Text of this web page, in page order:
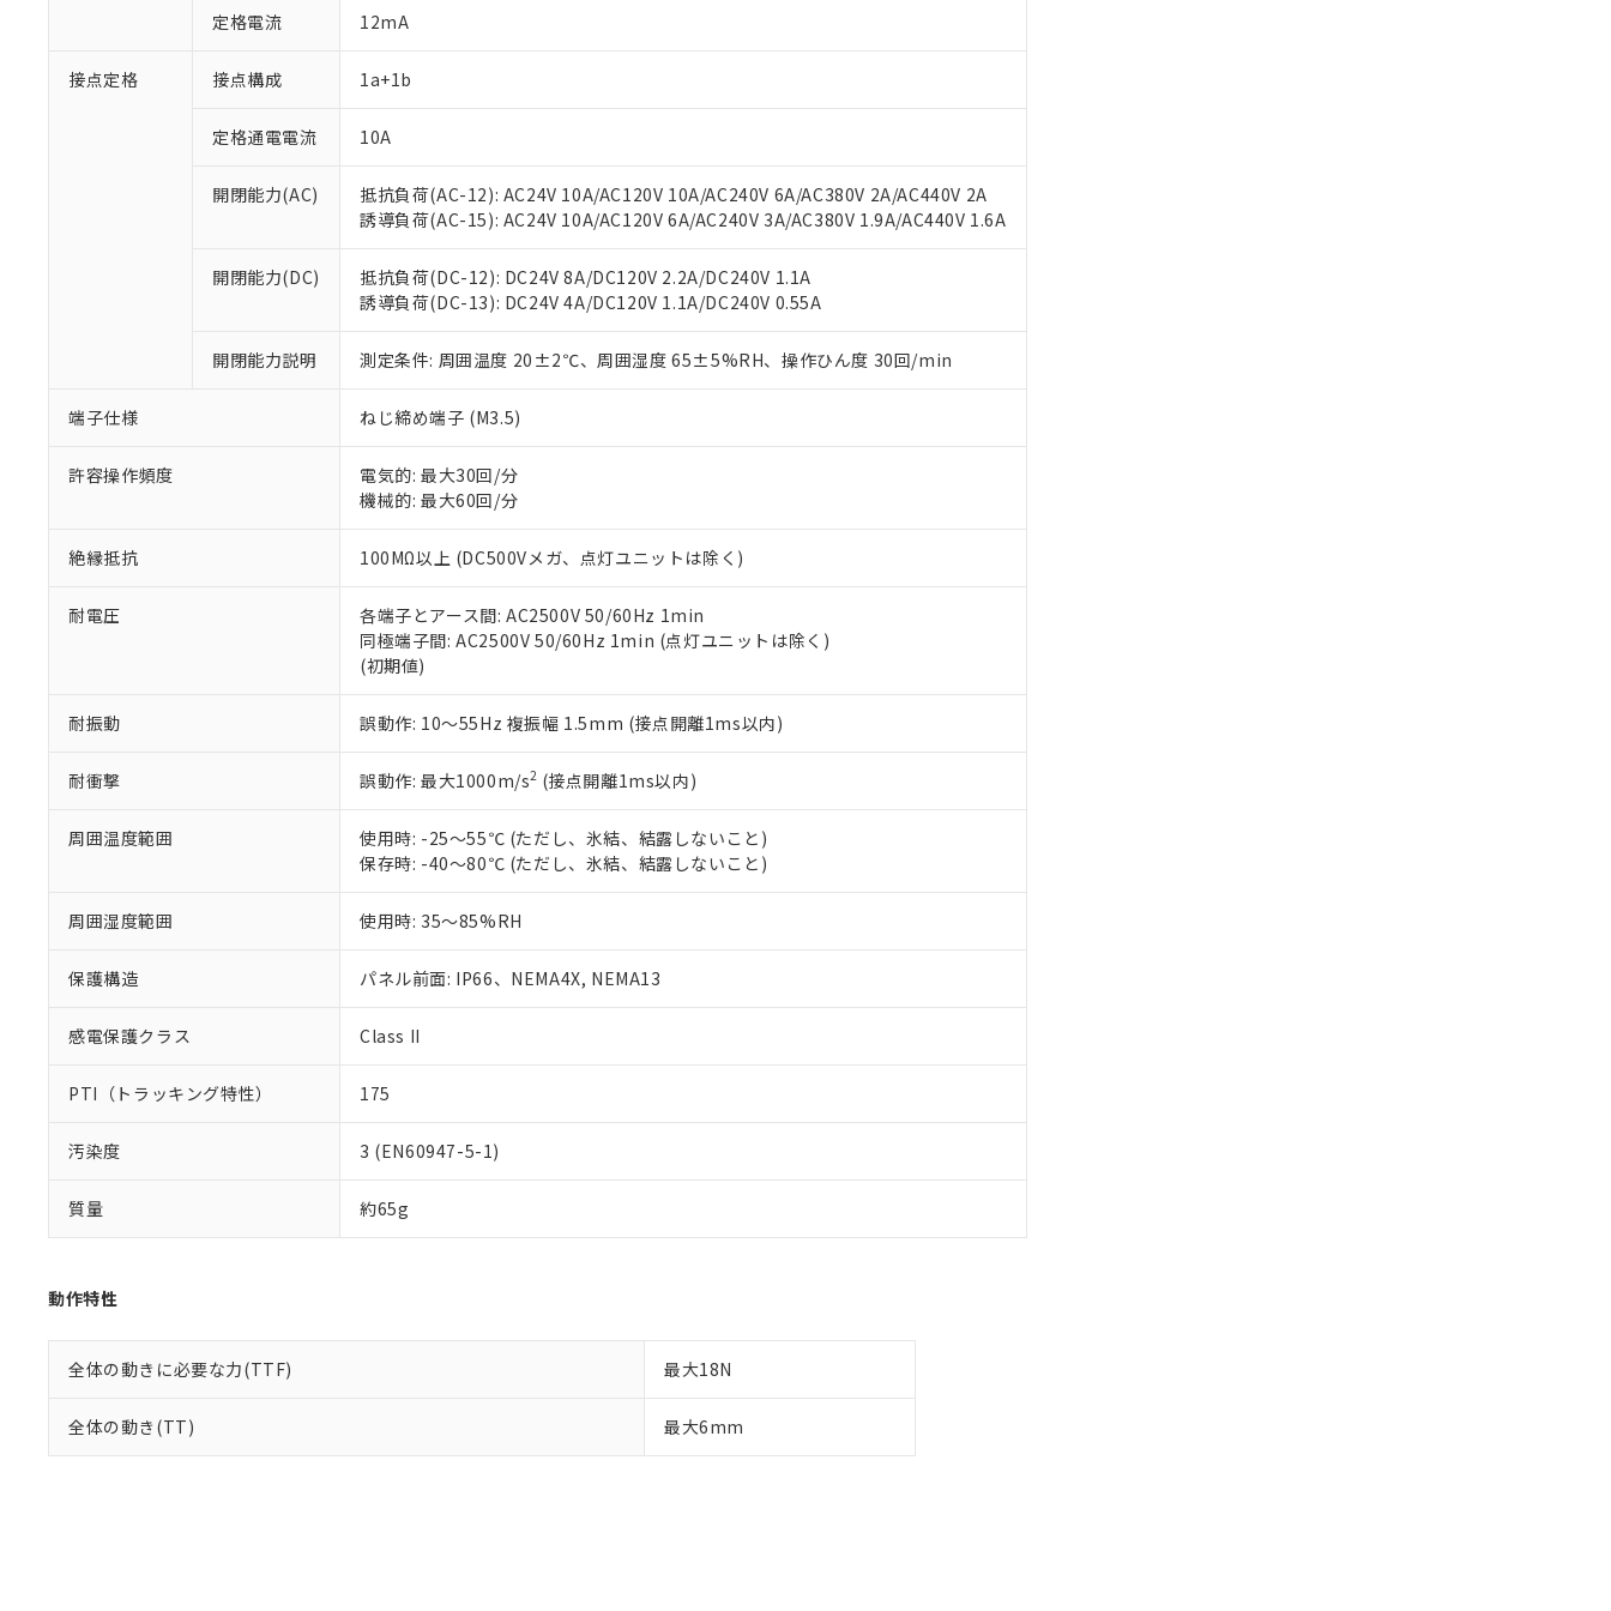
定格電流 12mA
接点定格 接点構成 1a+1b
定格通電電流 10A
開閉能力(AC)
抵抗負荷(AC-12): AC24V 10A/AC120V 10A/AC240V 6A/AC380V 2A/AC440V 2A
誘導負荷(AC-15): AC24V 10A/AC120V 6A/AC240V 3A/AC380V 1.9A/AC440V 1.6A
開閉能力(DC)
抵抗負荷(DC-12): DC24V 8A/DC120V 2.2A/DC240V 1.1A
誘導負荷(DC-13): DC24V 4A/DC120V 1.1A/DC240V 0.55A
開閉能力説明 測定条件: 周囲温度 20±2℃、周囲湿度 65±5%RH、操作ひん度 30回/min
端子仕様 ねじ締め端子 (M3.5)
許容操作頻度
電気的: 最大30回/分
機械的: 最大60回/分
絶縁抵抗 100MΩ以上 (DC500Vメガ、点灯ユニットは除く)
耐電圧
各端子とアース間: AC2500V 50/60Hz 1min
同極端子間: AC2500V 50/60Hz 1min (点灯ユニットは除く)
(初期値)
耐振動 誤動作: 10～55Hz 複振幅 1.5mm (接点開離1ms以内)
耐衝撃 誤動作: 最大1000m/s2 (接点開離1ms以内)
周囲温度範囲
使用時: -25～55℃ (ただし、氷結、結露しないこと)
保存時: -40～80℃ (ただし、氷結、結露しないこと)
周囲湿度範囲 使用時: 35～85%RH
保護構造 パネル前面: IP66、NEMA4X, NEMA13
感電保護クラス Class II
PTI（トラッキング特性） 175
汚染度 3 (EN60947-5-1)
質量 約65g
動作特性
全体の動きに必要な力(TTF) 最大18N
全体の動き(TT) 最大6mm
ご利用条件
以下の条件をお読みいただき、同意のうえご利用ください。
本サービスは、当社制御機器事業取扱商品の当社在庫状況および標準価格(税抜)を提供させていただ
くものです。
当社制御機器事業取扱商品の中には、本サービスの対象外となる商品もあることをご了承ください。
在庫状況および標準価格照会結果は、記載している更新日時点での社内データに基づき作成されるも
のであり、閲覧された時点での実際の在庫および標準価格とは異なる場合があることをご了承くださ
い。
正式な納期状況および標準価格はお客様のお取引先、またはお客様担当のオムロン制御機器販売店・
当社販売員にご相談ください。
オムロン制御機器販売店や当社販売拠点は「販売ネットワーク
」をご確認ください。
在庫状況および標準価格結果を当社の事前の承諾なく第三者に漏洩または開示しないようお願いしま
す。
ている必要があります。
お客様が当ウェブサイト上で当社にご登録された部品リストについて、当社および当社の共同利用者
が、当社の製品・サービスに関するお客様との取引・商談に必要な範囲で利用することをご了承くだ
さい。
※当社の共同利用者とは、"個人情報の共同利用に関して"
の「1.共同利用者の範囲」に記載されて
いる法人を指します。
対応予定なし：EU RoHS指令（10物質）の非含有に非対応の商品で、対応品を出す予定はありません。
調査・確認中：EU RoHS指令（10物質）の非含有の対応状況を調査中または確認中の商品です。
非該当品：ライセンス料など無形物で、有害物質有無と関係のない商品です。
仕入先様の事情により、非含有部品としていたものが、含有品と判明した場合などやむを得ず変更すること
があります。
鉛(Pb) 1000ppm以下、 水銀(Hg) 1000ppm以下、 カドミウム(Cd) 100ppm以下、
六価クロム(Cr(Ⅵ)) 1000ppm以下、ポリ臭化ビフェニル類(PBB) 1000ppm以下、ポリ臭化ジフェニルエーテル類(PBDE) 1000ppm以下、
フタル酸ビス(2-エチルヘキシル) (DEHP)(別名：DOP) 1000ppm以下、フタル酸ブチルベンジル（BBP） 1000ppm以下、フタル酸ジブチ
ル（DBP） 1000ppm以下、フタル酸ジイソブチル (DIBP) 1000ppm以下
但し、RoHS指令で産業用監視および制御機器に対する適用除外項目は除く。
フタル酸エステル類の４物質については閾値を超える意図的な使用がないことを確認しています。
※2 対応予定月
部品在庫の切り替え状況などにより、予定月が前後することがあります。
※3 非含有証明書ダウンロード
下記の非含有証明書をダウンロードすることができます。
EU RoHS指令（10物質）の非含有証明書
51物質の非含有証明書（当社基準）
※本証明書は発行日時点で非含有を証明するもので、過去に遡って非含有を証明するものではありません。
また、RoHS指令のフタル酸エステル類４物質の対応では、対応完了までの期間は出荷製品に未対応品が
混在することから備考欄に対応日を記載しておりました。
既に当社にて対応品への在庫切替を完了していることから、特段のことがない限り、2022年1月12日よ
「○」：最大均質材料含有率が中国RoHSの基準値以下であることを示します。
「×」：最大均質材料含有率が中国RoHSの基準値を超えていることを示します。
「－」：未確認です。当社販売部門へお問い合わせください。
*中国RoHS10物質の基準値 (GB/T26572)：
Pb(鉛) :1000ppm、 Hg(水銀) : 1000ppm、 Cd(カドミウム) : 100ppm、
Cr(Ⅵ)(六価クロム) : 1000ppm、 PBBs(ポリ臭化ビフェニル類) : 1000ppm、 PBDEs(ポリ臭化ジフェニルエーテル類) : 1000ppm、
DBP(フタル酸ジブチル) : 1000ppm、 DIBP(フタル酸ジイソブチル) : 1000ppm、 BBP(フタル酸ブチルベンジル) : 1000ppm、
※2 環境保護使用期限
「ｅ」：有害物質（10物質）のすべてが基準値以下であることを示します。
「10」：通常の使用状況下において有害物質が外部に漏えいし、環境に深刻な影響を及ぼさない年数を意
味します。
「－」：未確認です。当社販売部門へお問い合わせください。
当社は、これら貴社製品のうち、外国為替および外国貿易法に定める商品（以下｢規制貨物等」とい
う）を輸出または国外への提供する場合は、日本国政府の輸出許可(または役務取引許可)を取得する
などの必要な手続きをとります。
ます。
当社は貴社製品を、核兵器、ミサイル、化学兵器、生物兵器またはその他武器並びにこれらの製造装
置等に一切使用いたしません。
当社は、貴社製品を第三者に販売する場合は、上記1、2および3の内容を当該第三者に通知します。
また当社は、販売先および販売に係わる関係者が違法に輸出するおそれがある場合は、取り引きをい
たしません。
記
号
説明
○ 一定数以上の在庫あり
△ 一定数には満たないが在庫あり
－
在庫なし(最新の在庫状況については、お客様のお取引先、またはお客様担当のオムロン制御
機器販売店・当社販売員にご確認ください)
空
白
受注生産機種、また在庫状況の情報を公開していない機種